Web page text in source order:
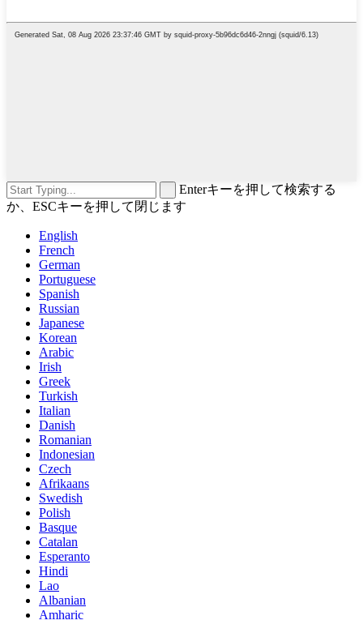
Enterキーを押して検索する
か、ESCキーを押して閉じます
English
French
German
Portuguese
Spanish
Russian
Japanese
Korean
Arabic
Irish
Greek
Turkish
Italian
Danish
Romanian
Indonesian
Czech
Afrikaans
Swedish
Polish
Basque
Catalan
Esperanto
Hindi
Lao
Albanian
Amharic